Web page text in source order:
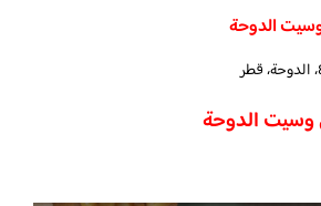
الدوحة
الدوحة